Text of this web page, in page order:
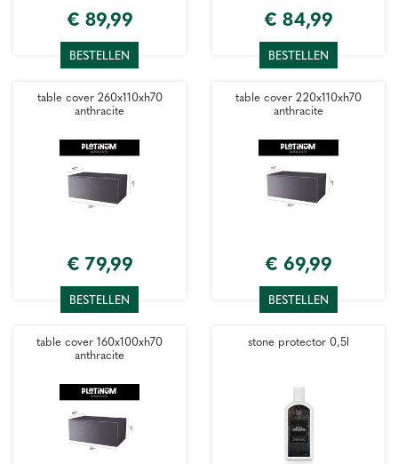
€ 89,99
BESTELLEN
€ 84,99
BESTELLEN
table cover 260x110xh70
anthracite
€ 79,99
BESTELLEN
table cover 220x110xh70
anthracite
€ 69,99
BESTELLEN
table cover 160x100xh70
anthracite
stone protector 0,5l